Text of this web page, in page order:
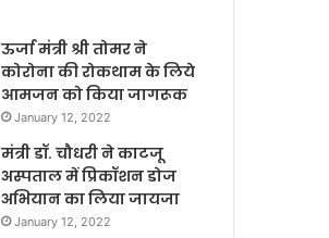
ऊर्जा मंत्री श्री तोमर ने
कोरोना की रोकथाम के लिये
आमजन को किया जागरूक
January 12, 2022
मंत्री डॉ. चौधरी ने काटजू
अस्पताल में प्रिकॉशन डोज
अभियान का लिया जायजा
January 12, 2022